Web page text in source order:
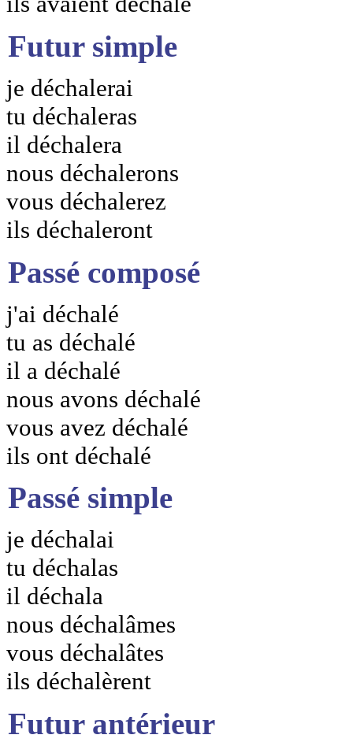
Futur simple
je déchalerai
tu déchaleras
il déchalera
nous déchalerons
vous déchalerez
ils déchaleront
Passé composé
j'ai déchalé
tu as déchalé
il a déchalé
nous avons déchalé
vous avez déchalé
ils ont déchalé
Passé simple
je déchalai
tu déchalas
il déchala
nous déchalâmes
vous déchalâtes
ils déchalèrent
Futur antérieur